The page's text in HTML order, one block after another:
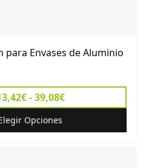
para Envases de Aluminio
- 39,08€
Opciones